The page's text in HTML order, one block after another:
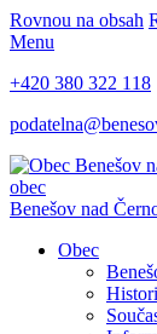
Rovnou na obsah
Menu
+420 380 322 118
obec
Benešov nad
Obec